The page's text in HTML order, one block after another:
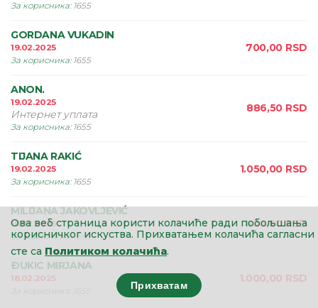
За корисника: 1655
GORDANA VUKADIN
19.02.2025
За корисника: 1655
700,00 RSD
ANON.
19.02.2025
Интернет уплата
За корисника: 1655
886,50 RSD
TIJANA RAKIĆ
19.02.2025
За корисника: 1655
1.050,00 RSD
MILIJANA JAKOVLJEVIĆ
18.02.2025
За корисника:1655
400,00 RSD
ÐUKIC MIRJANA
18.02.2025
За корисника
1.000,00 RSD
Ова веб страница користи колачиће ради побољшања
корисничког искуства. Прихватањем колачића сагласни
сте са Политиком колачића.
Прихватам